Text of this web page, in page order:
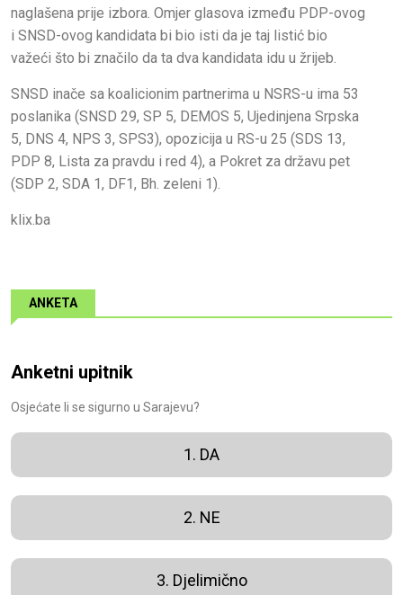
naglašena prije izbora. Omjer glasova između PDP-ovog
i SNSD-ovog kandidata bi bio isti da je taj listić bio
važeći što bi značilo da ta dva kandidata idu u žrijeb.
SNSD inače sa koalicionim partnerima u NSRS-u ima 53
poslanika (SNSD 29, SP 5, DEMOS 5, Ujedinjena Srpska
5, DNS 4, NPS 3, SPS3), opozicija u RS-u 25 (SDS 13,
PDP 8, Lista za pravdu i red 4), a Pokret za državu pet
(SDP 2, SDA 1, DF1, Bh. zeleni 1).
klix.ba
ANKETA
Anketni upitnik
Osjećate li se sigurno u Sarajevu?
1. DA
2. NE
3. Djelimično